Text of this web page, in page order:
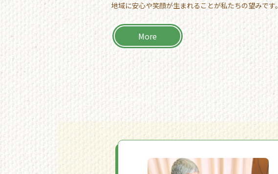
地域に安心や笑顔が生まれることが私たちの望みです。
More